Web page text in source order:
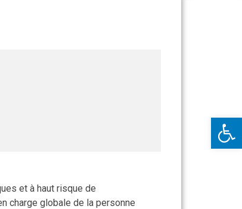
et à haut risque de
charge globale de la personne